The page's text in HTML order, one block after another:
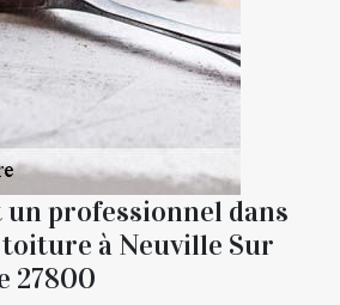
professionnel dans
à Neuville Sur
27800